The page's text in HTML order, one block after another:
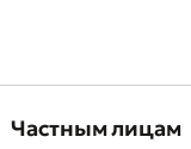
Частным лицам